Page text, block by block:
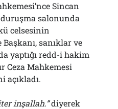
Sincan
salonunda
celsesinin
sanıklar ve
yaptığı redd-i hakim
Ceza Mahkemesi
açıkladı.
inşallah.”diyerek